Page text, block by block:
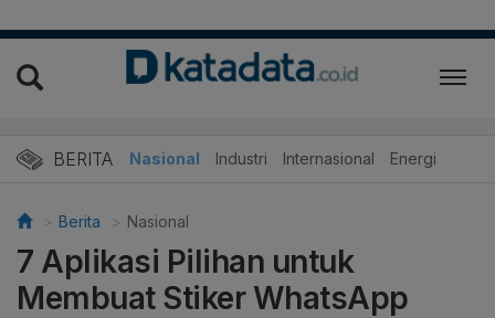
BERITA Nasional Industri Internasional Energi
Berita Nasional
7 Aplikasi Pilihan untuk
Membuat Stiker WhatsApp